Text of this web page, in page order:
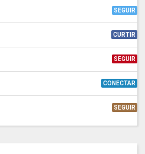
SEGUIR
CURTIR
SEGUIR
CONECTAR
SEGUIR